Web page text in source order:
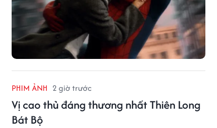
PHIM ẢNH 2 giờ trước
Vị cao thủ đáng thương nhất Thiên Long
Bát Bộ